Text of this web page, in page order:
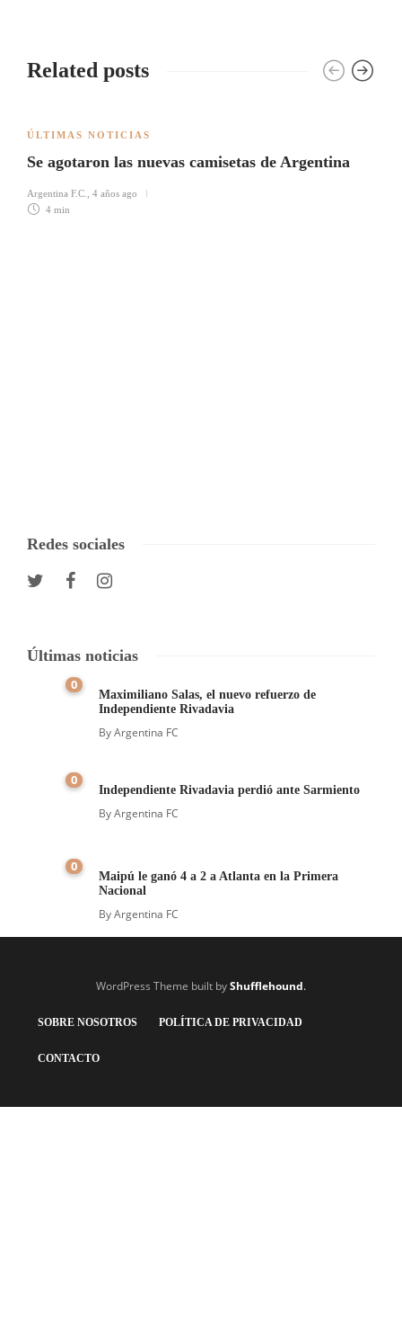
Related posts
ÚLTIMAS NOTICIAS
Se agotaron las nuevas camisetas de Argentina
Argentina F.C.
4 años ago
4 min
Redes sociales
Últimas noticias
0
Maximiliano Salas, el nuevo refuerzo de
Independiente Rivadavia
ByArgentina FC
0
Independiente Rivadavia perdió ante Sarmiento
ByArgentina FC
0
Maipú le ganó 4 a 2 a Atlanta en la Primera
Nacional
ByArgentina FC
WordPress Theme built byShufflehound.
SOBRE NOSOTROS POLÍTICA DE PRIVACIDAD
CONTACTO